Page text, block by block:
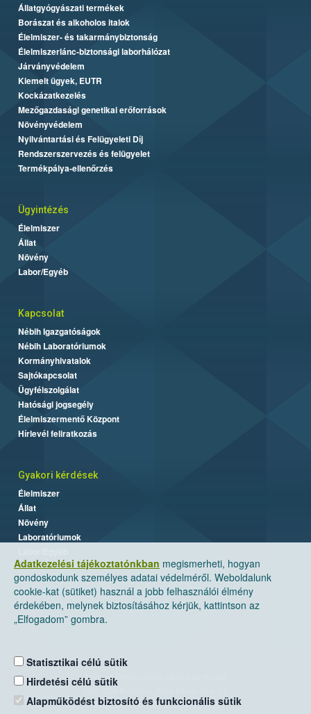
Adatkezelési tájékoztatónkban megismerheti, hogyan
gondoskodunk személyes adatai védelméről. Weboldalunk
cookie-kat (sütiket) használ a jobb felhasználói élmény
érdekében, melynek biztosításához kérjük, kattintson az
„Elfogadom” gombra.
Statisztikai célú sütik
Hirdetési célú sütik
Alapműködést biztosító és funkcionális sütik
Állatgyógyászati termékek
Borászat és alkoholos italok
Élelmiszer- és takarmánybiztonság
Élelmiszerlánc-biztonsági laborhálózat
Járványvédelem
Kiemelt ügyek, EUTR
Kockázatkezelés
Mezőgazdasági genetikai erőforrások
Növényvédelem
Nyilvántartási és Felügyeleti Díj
Rendszerszervezés és felügyelet
Termékpálya-ellenőrzés
Ügyintézés
Élelmiszer
Állat
Növény
Labor/Egyéb
Kapcsolat
Nébih Igazgatóságok
Nébih Laboratóriumok
Kormányhivatalok
Sajtókapcsolat
Ügyfélszolgálat
Hatósági jogsegély
Élelmiszermentő Központ
Hírlevél feliratkozás
Gyakori kérdések
Élelmiszer
Állat
Növény
Laboratóriumok
Nemzeti Élelmiszerlánc-biztonsági Hivatal
Levelezési cím: 1525 Budapest. Pf. 30.